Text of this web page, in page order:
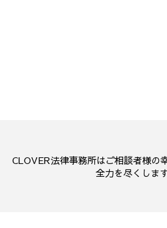
CLOVER法律事務所はご相談者様の
全力を尽くします